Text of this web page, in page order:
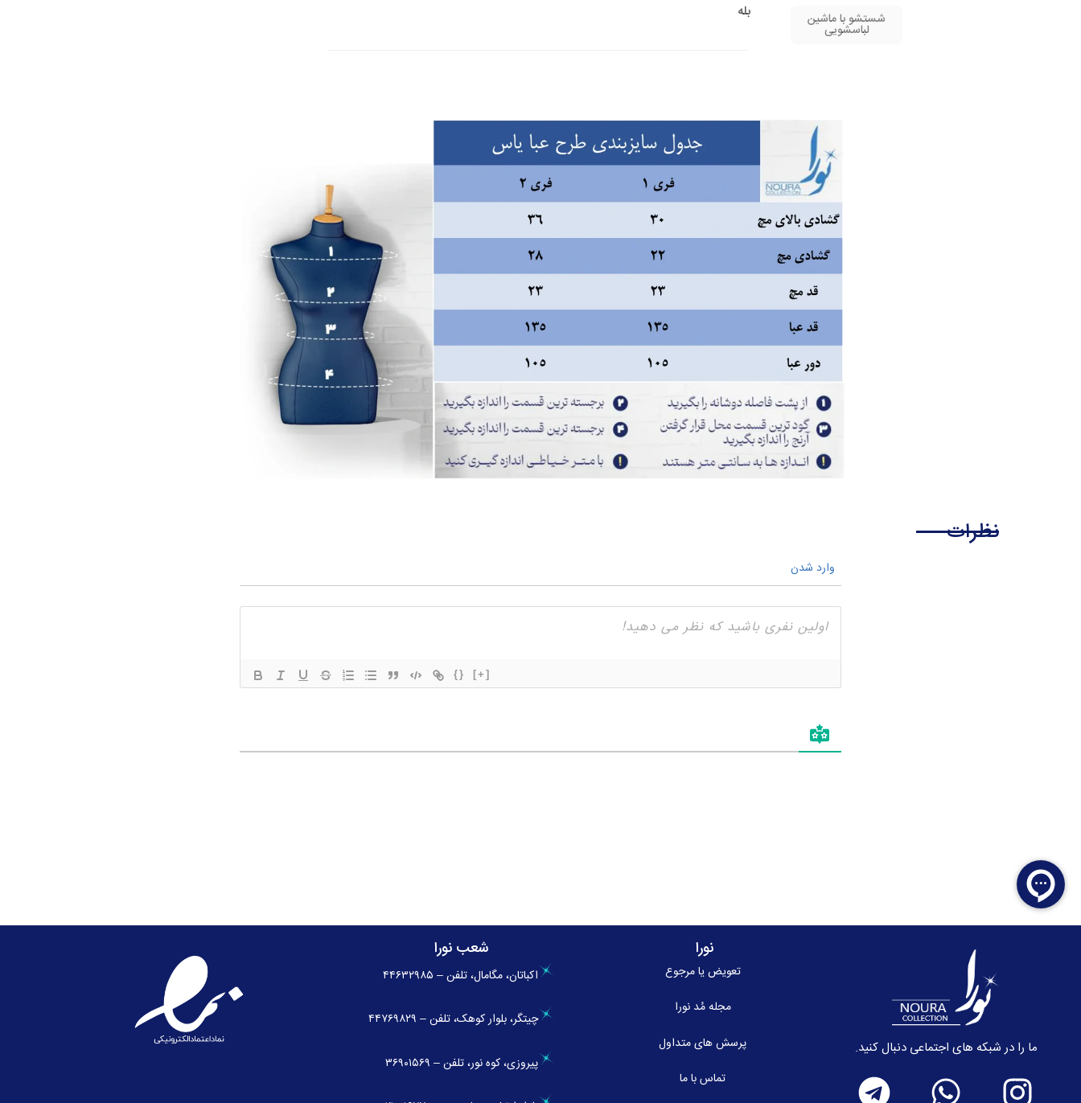
شستشو با ماشین
لباسشویی
بله
نظرات
وارد شدن
{} [+]
ما را در شبکه های اجتماعی دنبال کنید.
نورا
تعویض یا مرجوع
مجلهمُد نورا
پرسش های متداول
تماس با ما
شعب نورا
اکباتان، مگامال، تلفن – ۴۴۶۳۲۹۸۵
چیتگر، بلوار کوهک، تلفن – ۴۴۷۶۹۸۲۹
پیروزی، کوه نور، تلفن – ۳۶۹۰۱۵۶۹